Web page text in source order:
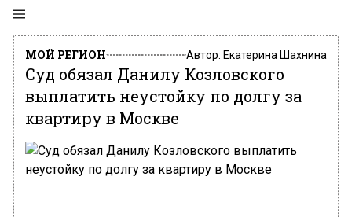
МОЙ РЕГИОН Автор: Екатерина Шахнина
Суд обязал Данилу Козловского
выплатить неустойку по долгу за
квартиру в Москве